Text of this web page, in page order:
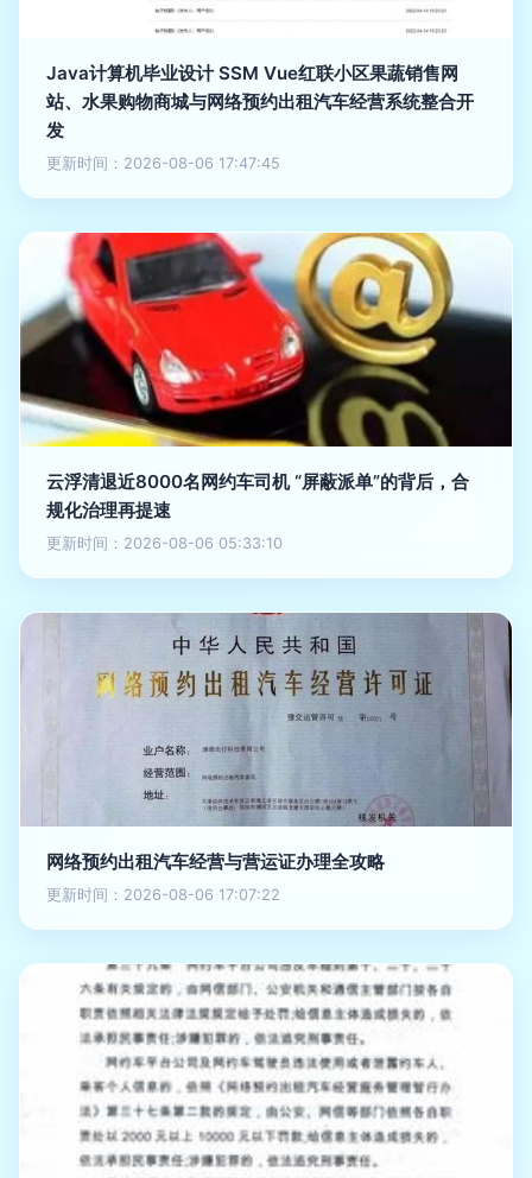
Java计算机毕业设计 SSM Vue红联小区果蔬销售网
站、水果购物商城与网络预约出租汽车经营系统整合开
发
更新时间：2026-08-06 17:47:45
云浮清退近8000名网约车司机 “屏蔽派单”的背后，合
规化治理再提速
更新时间：2026-08-06 05:33:10
网络预约出租汽车经营与营运证办理全攻略
更新时间：2026-08-06 17:07:22